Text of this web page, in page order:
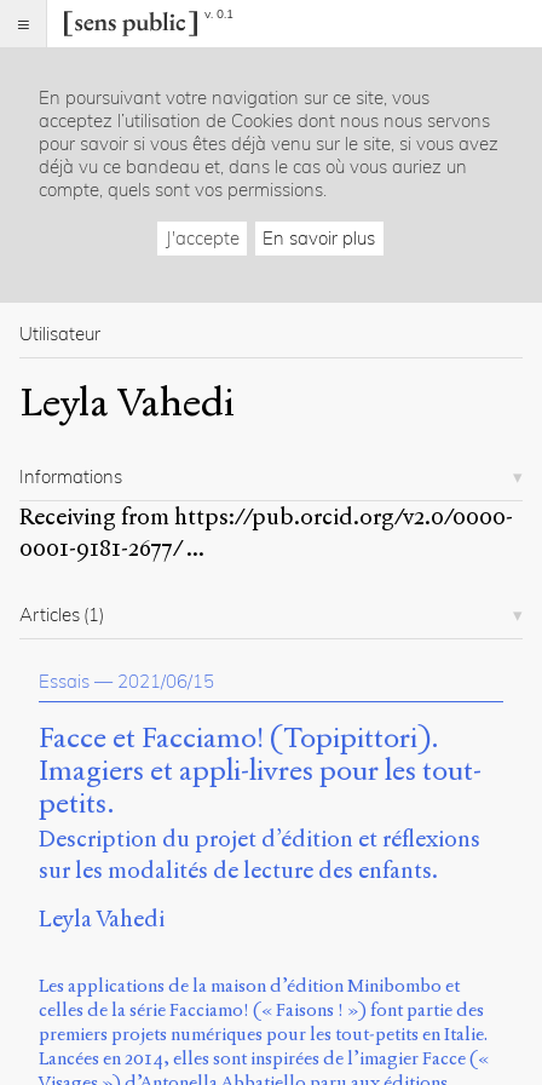
v. 0.1
Index
Rubriques
Essais
La
revue
Présentation
Publier
Contact
propos
site
Archipel
En
Mastodon
Université
Sherbrooke
Campus
de
Local
B1-
12723
150
Pl.
En poursuivant votre navigation sur ce site, vous
acceptez l’utilisation de Cookies dont nous nous servons
pour savoir si vous êtes déjà venu sur le site, si vous avez
déjà vu ce bandeau et, dans le cas où vous auriez un
compte, quels sont vos permissions.
J'accepte En savoir plus
Utilisateur
Leyla Vahedi
Informations
Receiving fromhttps://pub.orcid.org/v2.0/0000-
0001-9181-2677/...
Articles (1)
Essais — 2021/06/15
Facce et Facciamo! (Topipittori).
Imagiers et appli-livres pour les tout-
petits.
Description du projet d’édition et réflexions
sur les modalités de lecture des enfants.
Leyla Vahedi
Les applications de la maison d’édition Minibombo et
celles de la série Facciamo! (« Faisons ! ») font partie des
premiers projets numériques pour les tout-petits en Italie.
Lancées en 2014, elles sont inspirées de l’imagier Facce («